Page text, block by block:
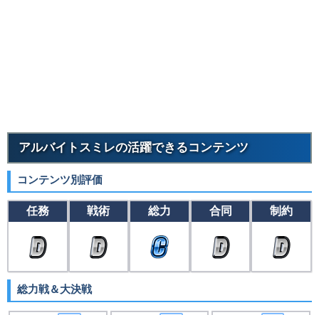
アルバイトスミレの活躍できるコンテンツ
コンテンツ別評価
任務 戦術 総力 合同 制約
総力戦＆大決戦